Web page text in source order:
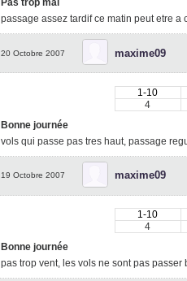
Pas trop mal
passage assez tardif ce matin peut etre
20 Octobre 2007 maxime09
1-10
4
Bonne journée
vols qui passe pas tres haut, passage
19 Octobre 2007 maxime09
1-10
4
Bonne journée
pas trop vent, les vols ne sont pas